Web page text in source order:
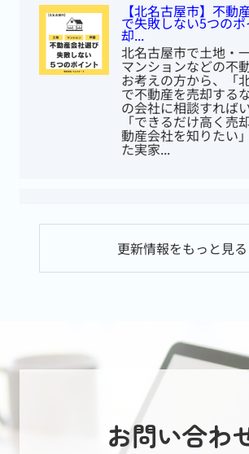
【北名古屋市】不動
で失敗しない5つの
却...
北名古屋市で土地・
マンションなどの不
お考えの方から、「
で不動産を売却する
の会社に相談すれば
「できるだけ高く売
動産会社を知りたい
た実家...
空き家・相続不動産に
す。2026年のお盆期
についてウエステー
更新情報をもっと見る
お問い合わ